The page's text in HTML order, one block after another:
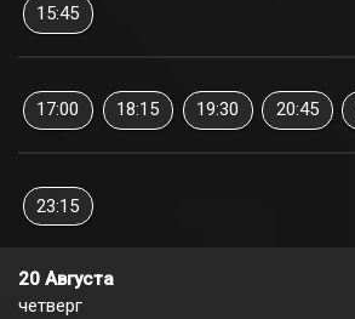
15:45
17:00 18:15 19:30 20:45
23:15
20 Августа
четверг